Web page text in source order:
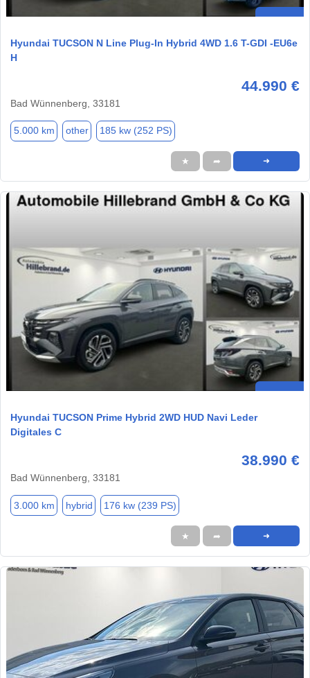
Hyundai TUCSON N Line Plug-In Hybrid 4WD 1.6 T-GDI -EU6e
H
44.990 €
Bad Wünnenberg, 33181
5.000 km other 185 kw (252 PS)
★ ➦ ➜
Hyundai TUCSON Prime Hybrid 2WD HUD Navi Leder
Digitales C
38.990 €
Bad Wünnenberg, 33181
3.000 km hybrid 176 kw (239 PS)
★ ➦ ➜